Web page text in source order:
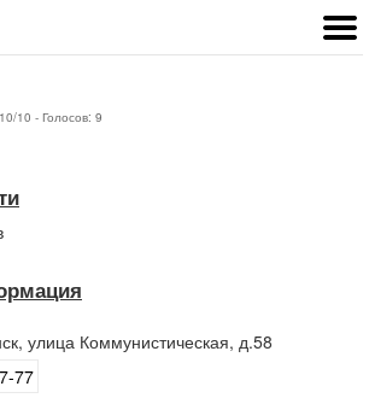
10/10 - Голосов: 9
, улица Коммунистическая, д.58
77